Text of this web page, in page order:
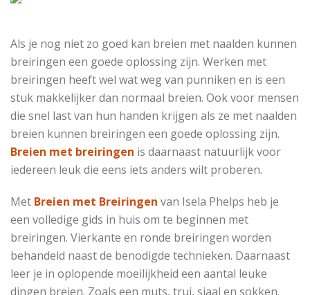
Als je nog niet zo goed kan breien met naalden kunnen
breiringen een goede oplossing zijn. Werken met
breiringen heeft wel wat weg van punniken en is een
stuk makkelijker dan normaal breien. Ook voor mensen
die snel last van hun handen krijgen als ze met naalden
breien kunnen breiringen een goede oplossing zijn.
Breien met breiringen is daarnaast natuurlijk voor
iedereen leuk die eens iets anders wilt proberen.
Met Breien met Breiringen van Isela Phelps heb je
een volledige gids in huis om te beginnen met
breiringen. Vierkante en ronde breiringen worden
behandeld naast de benodigde technieken. Daarnaast
leer je in oplopende moeilijkheid een aantal leuke
dingen breien. Zoals een muts, trui, sjaal en sokken.